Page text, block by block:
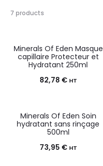
7 products
Minerals Of Eden Masque
capillaire Protecteur et
Hydratant 250ml
82,78 € HT
Minerals Of Eden Soin
hydratant sans rinçage
500ml
73,95 € HT